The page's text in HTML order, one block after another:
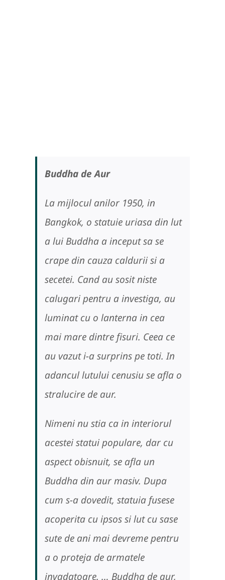
Buddha de Aur
La mijlocul anilor 1950, in
Bangkok, o statuie uriasa din lut
a lui Buddha a inceput sa se
crape din cauza caldurii si a
secetei. Cand au sosit niste
calugari pentru a investiga, au
luminat cu o lanterna in cea
mai mare dintre fisuri. Ceea ce
au vazut i-a surprins pe toti. In
adancul lutului cenusiu se afla o
stralucire de aur.
Nimeni nu stia ca in interiorul
acestei statui populare, dar cu
aspect obisnuit, se afla un
Buddha din aur masiv. Dupa
cum s-a dovedit, statuia fusese
acoperita cu ipsos si lut cu sase
sute de ani mai devreme pentru
a o proteja de armatele
invadatoare. … Buddha de aur,